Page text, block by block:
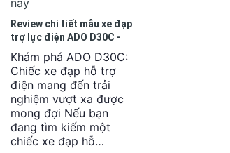
Review chi tiết mẫu xe đạp
trợ lực điện ADO D30C -
chiếc xe đạp trợ lực điện
MTB đáng mua nhất hiện
nay
Khám phá ADO D30C:
Chiếc xe đạp hỗ trợ
điện mang đến trải
nghiệm vượt xa được
mong đợi Nếu bạn
đang tìm kiếm một
chiếc xe đạp hỗ…